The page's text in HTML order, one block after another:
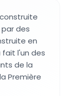
des
en
fait l'un des
de la
Première